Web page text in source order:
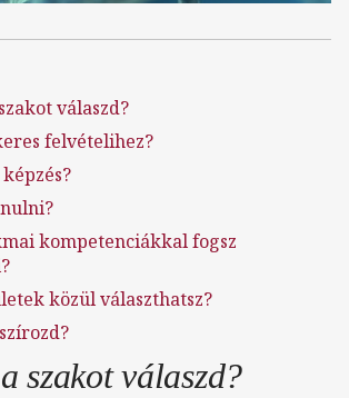
válaszd?
felvételihez?
kompetenciákkal fogsz
közül választhatsz?
szakot válaszd?